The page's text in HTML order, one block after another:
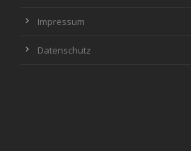
Impressum
Datenschutz